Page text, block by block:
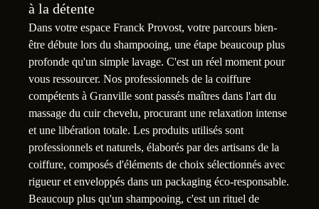
à la détente
Dans votre espace Franck Provost, votre parcours bien-
être débute lors du shampooing, une étape beaucoup plus
profonde qu'un simple lavage. C'est un réel moment pour
vous ressourcer. Nos professionnels de la coiffure
compétents à Granville sont passés maîtres dans l'art du
massage du cuir chevelu, procurant une relaxation intense
et une libération totale. Les produits utilisés sont
professionnels et naturels, élaborés par des artisans de la
coiffure, composés d'éléments de choix sélectionnés avec
rigueur et enveloppés dans un packaging éco-responsable.
Beaucoup plus qu'un shampooing, c'est un rituel de